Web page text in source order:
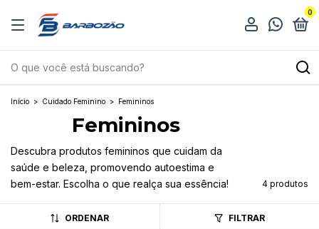
0
Início > Cuidado Feminino > Femininos
Femininos
Descubra produtos femininos que cuidam da
saúde e beleza, promovendo autoestima e
bem-estar. Escolha o que realça sua essência!
4 produtos
ORDENAR FILTRAR